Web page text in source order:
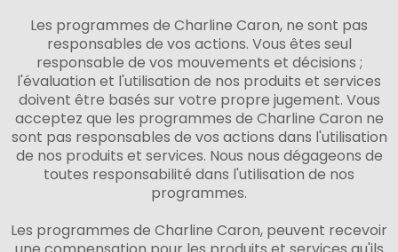
Les programmes de Charline Caron, ne sont pas
responsables de vos actions. Vous êtes seul
responsable de vos mouvements et décisions ;
l'évaluation et l'utilisation de nos produits et services
doivent être basés sur votre propre jugement. Vous
acceptez que les programmes de Charline Caron ne
sont pas responsables de vos actions dans l'utilisation
de nos produits et services. Nous nous dégageons de
toutes responsabilité dans l'utilisation de nos
programmes.
Les programmes de Charline Caron, peuvent recevoir